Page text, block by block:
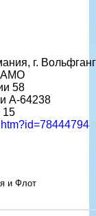
г. Вольфганг
58
A-64238
15
и Флот